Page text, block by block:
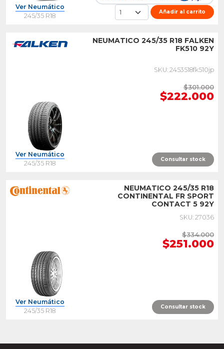
Ver Neumático
245/35 R18
Añadir al carrito
NEUMATICO 245/35 R18 FALKEN
FK510 92Y
SKU: 2453518fk510jp
$301.000
$222.000
Ver Neumático
245/35 R18
Consultar stock
NEUMATICO 245/35 R18
CONTINENTAL FR SPORT
CONTACT 5 92Y
SKU: 27036
$334.000
$251.000
Ver Neumático
245/35 R18
Consultar stock